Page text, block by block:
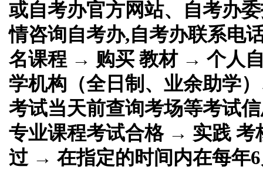
或自考办官方网站、自考办
情咨询自考办,自考办联系电
名课程 → 购买 教材 → 个人
学机构（全日制、业余助学
考试当天前查询考场等考试
专业课程考试合格 → 实践
过 → 在指定的时间内在每年